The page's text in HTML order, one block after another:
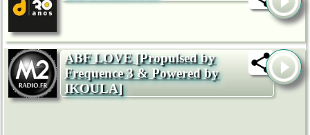
ABF LOVE [Propulsed by
Frequence 3 & Powered by
IKOULA]